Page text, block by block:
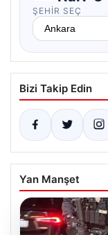
ŞEHIR SEÇ
Bizi Takip Edin
Yan Manşet